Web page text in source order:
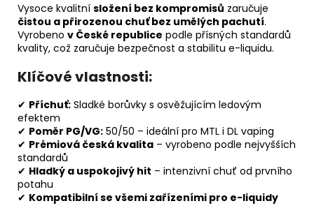
Vysoce kvalitní složení bez kompromisů zaručuje
čistou a přirozenou chuť bez umělých pachutí.
Vyrobeno v České republice podle přísných standardů
kvality, což zaručuje bezpečnost a stabilitu e-liquidu.
Klíčové vlastnosti:
✔ Příchuť: Sladké borůvky s osvěžujícím ledovým
efektem
✔ Poměr PG/VG: 50/50 – ideální pro MTL i DL vaping
✔ Prémiová česká kvalita – vyrobeno podle nejvyšších
standardů
✔ Hladký a uspokojivý hit – intenzivní chuť od prvního
potahu
✔ Kompatibilní se všemi zařízeními pro e-liquidy